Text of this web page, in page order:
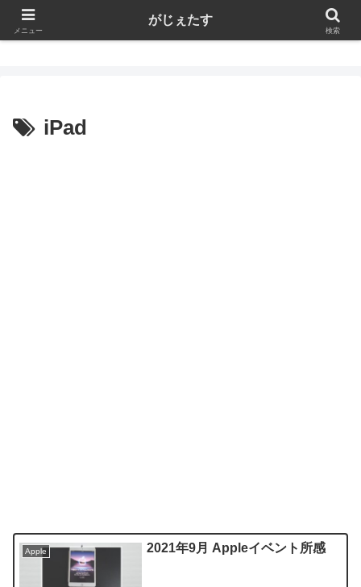
がじぇたす
iPad
Apple 2021年9月 Appleイベント所感
メニュー
がじぇたす
検索